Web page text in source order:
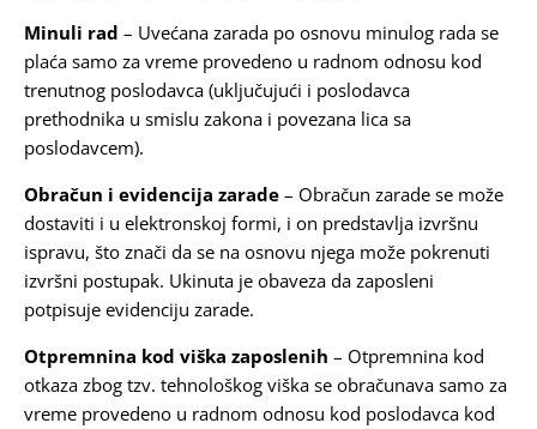
Minuli rad – Uvećana zarada po osnovu minulog rada se
plaća samo za vreme provedeno u radnom odnosu kod
trenutnog poslodavca (uključujući i poslodavca
prethodnika u smislu zakona i povezana lica sa
poslodavcem).
Obračun i evidencija zarade – Obračun zarade se može
dostaviti i u elektronskoj formi, i on predstavlja izvršnu
ispravu, što znači da se na osnovu njega može pokrenuti
izvršni postupak. Ukinuta je obaveza da zaposleni
potpisuje evidenciju zarade.
Otpremnina kod viška zaposlenih – Otpremnina kod
otkaza zbog tzv. tehnološkog viška se obračunava samo za
vreme provedeno u radnom odnosu kod poslodavca kod